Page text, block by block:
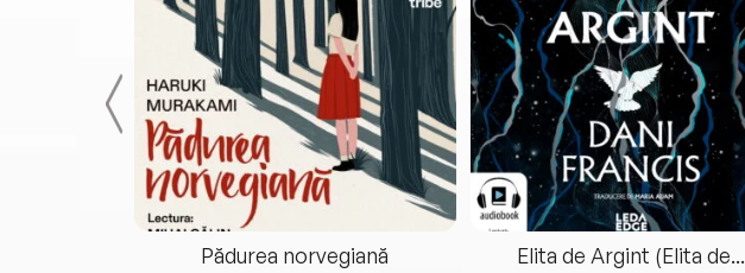
Pădurea norvegiană Elita de Argint (Elita de...